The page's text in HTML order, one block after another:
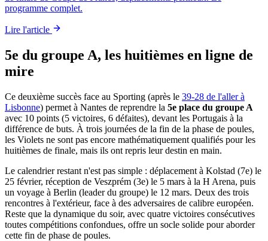
programme complet.
Lire l'article
5e du groupe A, les huitièmes en ligne de
mire
Ce deuxième succès face au Sporting (après le 39-28 de l'aller à
Lisbonne) permet à Nantes de reprendre la 5e place du groupe A
avec 10 points (5 victoires, 6 défaites), devant les Portugais à la
différence de buts. À trois journées de la fin de la phase de poules,
les Violets ne sont pas encore mathématiquement qualifiés pour les
huitièmes de finale, mais ils ont repris leur destin en main.
Le calendrier restant n'est pas simple : déplacement à Kolstad (7e) le
25 février, réception de Veszprém (3e) le 5 mars à la H Arena, puis
un voyage à Berlin (leader du groupe) le 12 mars. Deux des trois
rencontres à l'extérieur, face à des adversaires de calibre européen.
Reste que la dynamique du soir, avec quatre victoires consécutives
toutes compétitions confondues, offre un socle solide pour aborder
cette fin de phase de poules.